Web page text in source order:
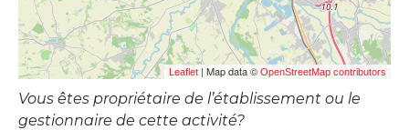
Leaflet | Map data © OpenStreetMap contributors
Vous êtes propriétaire de l’établissement ou le
gestionnaire de cette activité?